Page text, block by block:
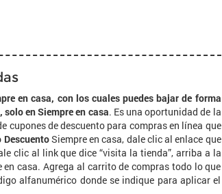
en casa, con los cuales puedes bajar de forma
en Siempre en casa. Es una oportunidad de la
cupones de descuento para compras en línea que
DescuentoSiempre en casa, dale clic al enlace que
clic al link que dice “visita la tienda”, arriba a la
casa. Agrega al carrito de compras todo lo que
alfanumérico donde se indique para aplicar el